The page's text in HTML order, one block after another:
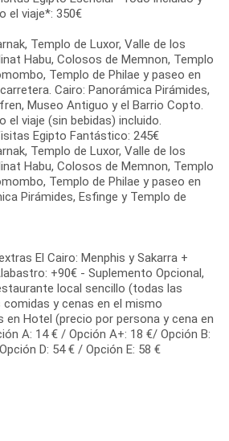
el viaje*: 350€
Templo de Luxor, Valle de los
Habu, Colosos de Memnon, Templo
Templo de Philae y paseo en
Cairo: Panorámica Pirámides,
Museo Antiguo y el Barrio Copto.
viaje (sin bebidas) incluido.
Egipto Fantástico: 245€
Templo de Luxor, Valle de los
Habu, Colosos de Memnon, Templo
Templo de Philae y paseo en
Pirámides, Esfinge y Templo de
El Cairo: Menphis y Sakarra +
+90€ - Suplemento Opcional,
local sencillo (todas las
y cenas en el mismo
en Hotel (precio por persona y cena en
A: 14 € / Opción A+: 18 €/ Opción B:
D: 54 € / Opción E: 58 €